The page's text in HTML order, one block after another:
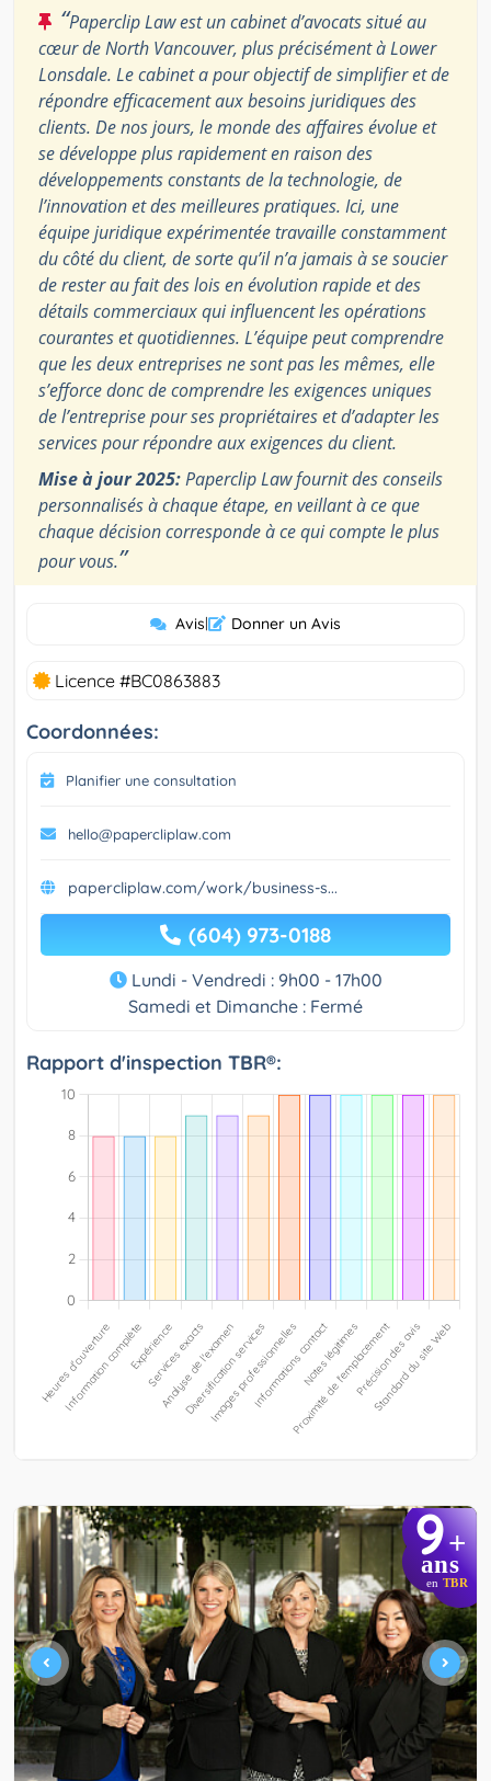
“Paperclip Law est un cabinet d’avocats situé au
cœur de North Vancouver, plus précisément à Lower
Lonsdale. Le cabinet a pour objectif de simplifier et de
répondre efficacement aux besoins juridiques des
clients. De nos jours, le monde des affaires évolue et
se développe plus rapidement en raison des
développements constants de la technologie, de
l’innovation et des meilleures pratiques. Ici, une
équipe juridique expérimentée travaille constamment
du côté du client, de sorte qu’il n’a jamais à se soucier
de rester au fait des lois en évolution rapide et des
détails commerciaux qui influencent les opérations
courantes et quotidiennes. L’équipe peut comprendre
que les deux entreprises ne sont pas les mêmes, elle
s’efforce donc de comprendre les exigences uniques
de l’entreprise pour ses propriétaires et d’adapter les
services pour répondre aux exigences du client.
Mise à jour 2025:Paperclip Law fournit des conseils
personnalisés à chaque étape, en veillant à ce que
chaque décision corresponde à ce qui compte le plus
pour vous.”
Avis| Donner un Avis
Licence #BC0863883
Coordonnées:
Planifier une consultation
hello@papercliplaw.com
papercliplaw.com/work/business-s...
(604) 973-0188
Lundi - Vendredi : 9h00 - 17h00
Samedi et Dimanche : Fermé
Rapport d'inspection TBR®:
9+
ans
en TBR